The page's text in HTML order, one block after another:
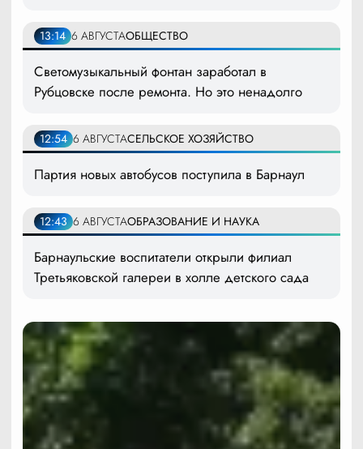
13:14 6 АВГУСТАОБЩЕСТВО
Светомузыкальный фонтан заработал в
Рубцовске после ремонта. Но это ненадолго
12:54 6 АВГУСТАСЕЛЬСКОЕ ХОЗЯЙСТВО
Партия новых автобусов поступила в Барнаул
12:43 6 АВГУСТАОБРАЗОВАНИЕ И НАУКА
Барнаульские воспитатели открыли филиал
Третьяковской галереи в холле детского сада